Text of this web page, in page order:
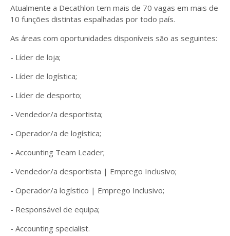
Atualmente a Decathlon tem mais de 70 vagas em mais de
10 funções distintas espalhadas por todo país.
As áreas com oportunidades disponíveis são as seguintes:
- Líder de loja;
- Líder de logística;
- Líder de desporto;
- Vendedor/a desportista;
- Operador/a de logística;
- Accounting Team Leader;
- Vendedor/a desportista | Emprego Inclusivo;
- Operador/a logístico | Emprego Inclusivo;
- Responsável de equipa;
- Accounting specialist.